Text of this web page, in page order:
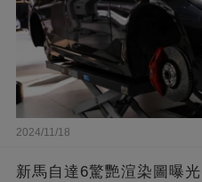
2024/11/18
新馬自達6驚艷渲染圖曝